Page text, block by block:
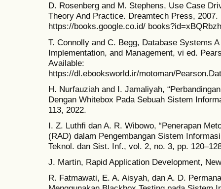
D. Rosenberg and M. Stephens, Use Case
Theory And Practice. Dreamtech Press,
https://books.google.co.id/
T. Connolly and C. Begg, Database Systems
Implementation, and Management, vi ed.
Available:
https://dl.ebooksworld.ir/motoman/
H. Nurfauziah and I. Jamaliyah,
Dengan Whitebox Pada Sebuah Sistem
113, 2022.
I. Z. Luthfi dan A. R. Wibowo, “Penerapan
(RAD) dalam Pengembangan Sistem
Teknol. dan Sist. Inf., vol. 2, no. 3, pp.
J. Martin, Rapid Application Development,
R. Fatmawati, E. A. Aisyah, dan A. D.